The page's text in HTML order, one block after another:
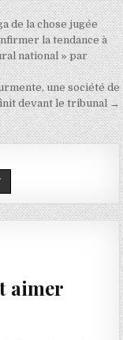
de la chose jugée
la tendance à
national » par
une société de
devant le tribunal →
aimer